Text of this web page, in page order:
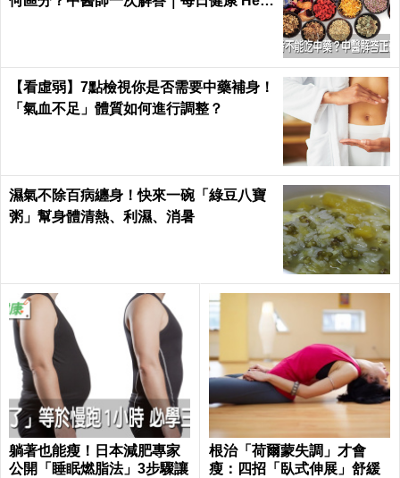
【看虛弱】7點檢視你是否需要中藥補身！
「氣血不足」體質如何進行調整？
濕氣不除百病纏身！快來一碗「綠豆八寶
粥」幫身體清熱、利濕、消暑
躺著也能瘦！日本減肥專家
公開「睡眠燃脂法」3步驟讓
根治「荷爾蒙失調」才會
瘦：四招「臥式伸展」舒緩